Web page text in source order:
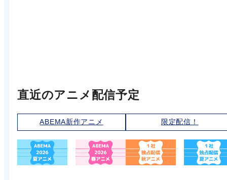
直近のアニメ配信予定
ABEMA新作アニメ 限定配信！